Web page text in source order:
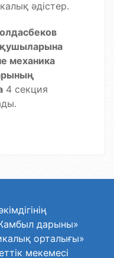
әдістер.
механика
4 секция
дарыны»
орталығы»
мекемесі